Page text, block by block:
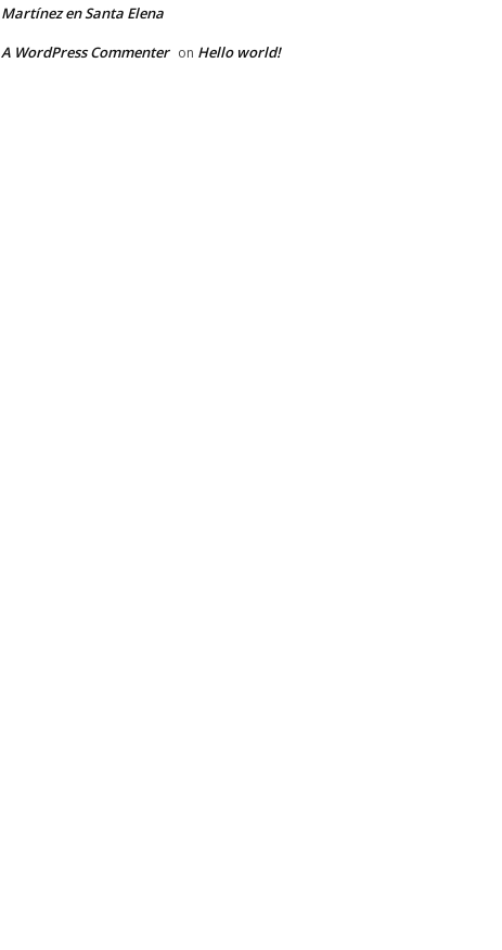
Martínez en Santa Elena
A WordPress Commenter on Hello world!